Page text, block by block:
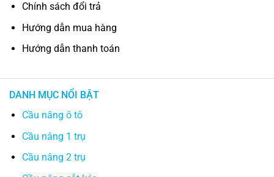
Chính sách đổi trả
Hướng dẫn mua hàng
Hướng dẫn thanh toán
DANH MỤC NỔI BẬT
Cầu nâng ô tô
Cầu nâng 1 trụ
Cầu nâng 2 trụ